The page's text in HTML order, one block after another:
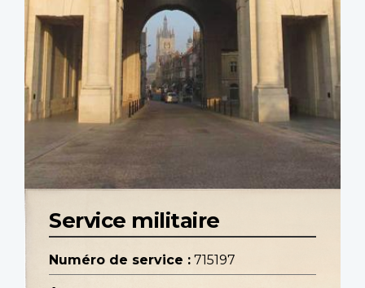
Service militaire
Numéro de service : 715197